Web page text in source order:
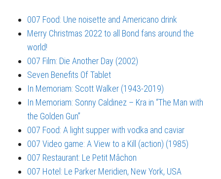
007 Food: Une noisette and Americano drink
Merry Christmas 2022 to all Bond fans around the
world!
007 Film: Die Another Day (2002)
Seven Benefits Of Tablet
In Memoriam: Scott Walker (1943-2019)
In Memoriam: Sonny Caldinez – Kra in “The Man with
the Golden Gun”
007 Food: A light supper with vodka and caviar
007 Video game: A View to a Kill (action) (1985)
007 Restaurant: Le Petit Mâchon
007 Hotel: Le Parker Meridien, New York, USA